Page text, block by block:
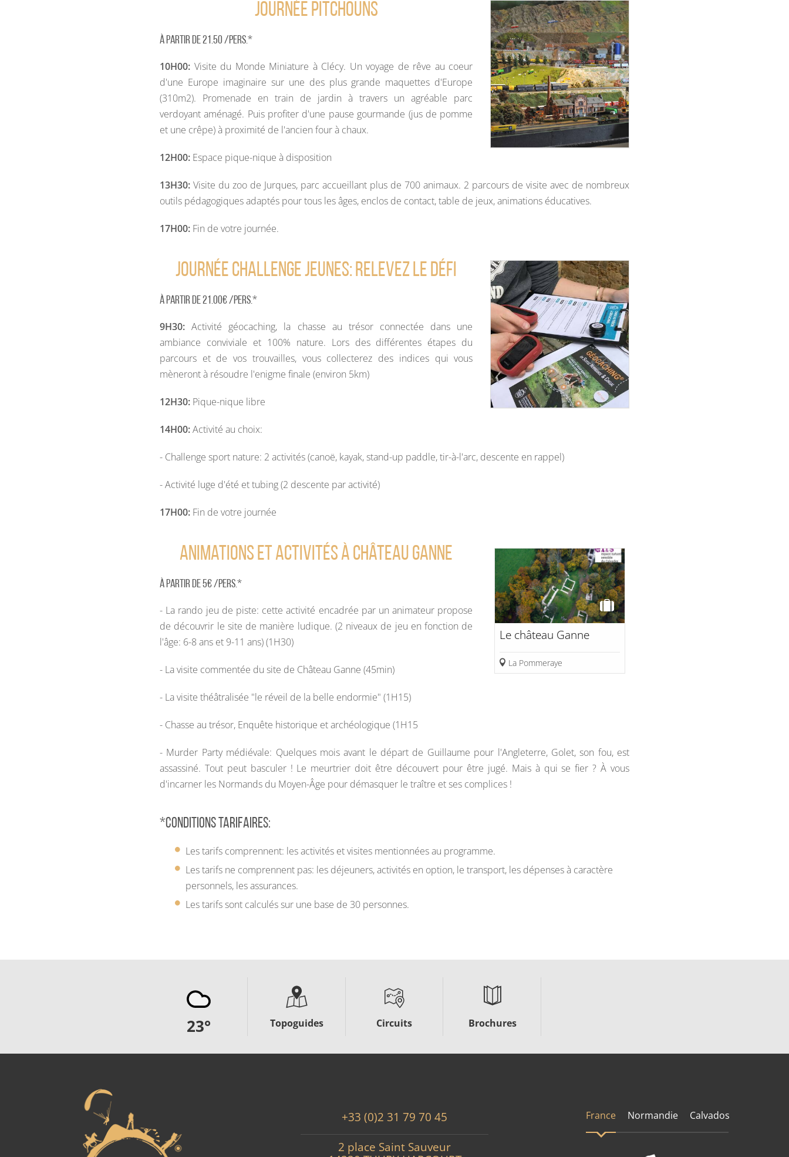
Journée Pitchouns
À partir de 21.50 /pers.*
10H00: Visite du Monde Miniature à Clécy. Un voyage de rêve au coeur
d'une Europe imaginaire sur une des plus grande maquettes d'Europe
(310m2). Promenade en train de jardin à travers un agréable parc
verdoyant aménagé. Puis profiter d'une pause gourmande (jus de pomme
et une crêpe) à proximité de l'ancien four à chaux.
12H00: Espace pique-nique à disposition
13H30: Visite du zoo de Jurques, parc accueillant plus de 700 animaux. 2 parcours de visite avec de nombreux
outils pédagogiques adaptés pour tous les âges, enclos de contact, table de jeux, animations éducatives.
17H00: Fin de votre journée.
Journée Challenge jeunes: relevez le défi
À partir de 21.00€ /pers.*
9H30: Activité géocaching, la chasse au trésor connectée dans une
ambiance conviviale et 100% nature. Lors des différentes étapes du
parcours et de vos trouvailles, vous collecterez des indices qui vous
mèneront à résoudre l'enigme finale (environ 5km)
12H30: Pique-nique libre
14H00:Activité au choix:
- Challenge sport nature: 2 activités (canoë, kayak, stand-up paddle, tir-à-l'arc, descente en rappel)
- Activité luge d'été et tubing (2 descente par activité)
17H00: Fin de votre journée
Le château Ganne
La Pommeraye
Animations et activités à château ganne
À partir de 5€ /pers.*
- La rando jeu de piste: cette activité encadrée par un animateur propose
de découvrir le site de manière ludique. (2 niveaux de jeu en fonction de
l'âge: 6-8 ans et 9-11 ans) (1H30)
- La visite commentée du site de Château Ganne (45min)
- La visite théâtralisée "le réveil de la belle endormie" (1H15)
- Chasse au trésor, Enquête historique et archéologique (1H15
- Murder Party médiévale: Quelques mois avant le départ de Guillaume pour l'Angleterre, Golet, son fou, est
assassiné. Tout peut basculer ! Le meurtrier doit être découvert pour être jugé. Mais à qui se fier ? À vous
d'incarner les Normands du Moyen-Âge pour démasquer le traître et ses complices !
*Conditions tarifaires:
Les tarifs comprennent: les activités et visites mentionnées au programme.
Les tarifs ne comprennent pas: les déjeuners, activités en option, le transport, les dépenses à caractère
personnels, les assurances.
Les tarifs sont calculés sur une base de 30 personnes.
23° Topoguides Circuits Brochures
+33 (0)2 31 79 70 45
2 place Saint Sauveur
France Normandie Calvados